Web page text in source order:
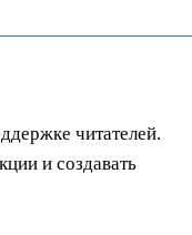
читателей.
и создавать